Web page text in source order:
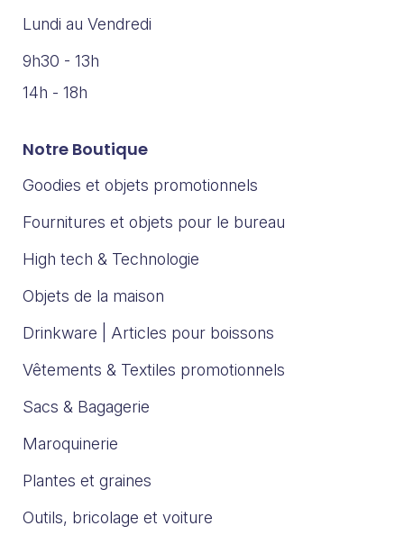
Lundi au Vendredi
9h30 - 13h
14h - 18h
Notre Boutique
Goodies et objets promotionnels
Fournitures et objets pour le bureau
High tech & Technologie
Objets de la maison
Drinkware | Articles pour boissons
Vêtements & Textiles promotionnels
Sacs & Bagagerie
Maroquinerie
Plantes et graines
Outils, bricolage et voiture